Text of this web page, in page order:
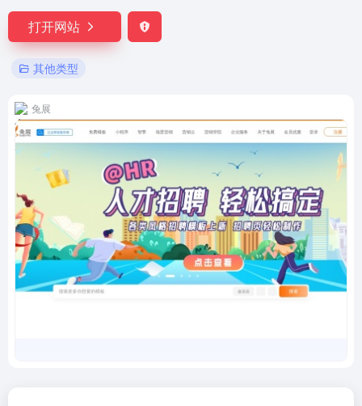
打开网站
其他类型
兔展